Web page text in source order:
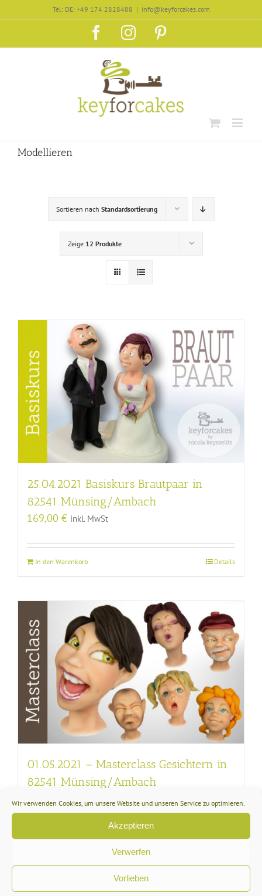
Wir verwenden Cookies, um unsere Website und unseren Service zu optimieren.
Akzeptieren
Verwerfen
Vorlieben
Inhalt
Tel: DE: +49 174 2828488 | info@keyforcakes.com
FacebookInstagram
Modellieren
Sortieren nach Standardsortierung
Zeige 12 Produkte
25.04.2021 Basiskurs Brautpaar in
82541 Münsing/Ambach
169,00 € inkl. MwSt
In den Warenkorb Details
01.05.2021 – Masterclass Gesichtern in
82541 Münsing/Ambach
199,00€ inkl. MwSt
In den Warenkorb Details